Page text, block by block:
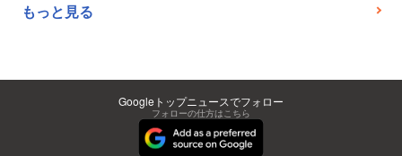
もっと見る
Googleトップニュースでフォロー
フォローの仕方はこちら